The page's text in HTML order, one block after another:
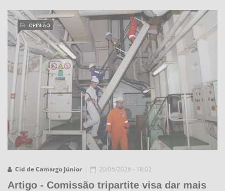
Cid de Camargo Júnior
OPINIÃO
20/05/2026 - 18:02
Artigo - Comissão tripartite visa dar mais